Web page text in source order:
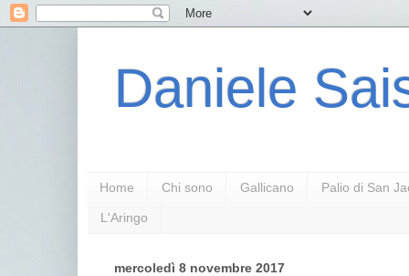
Daniele
Home Chi sono Gallicano Palio di San
L'Aringo
mercoledì 8 novembre 2017